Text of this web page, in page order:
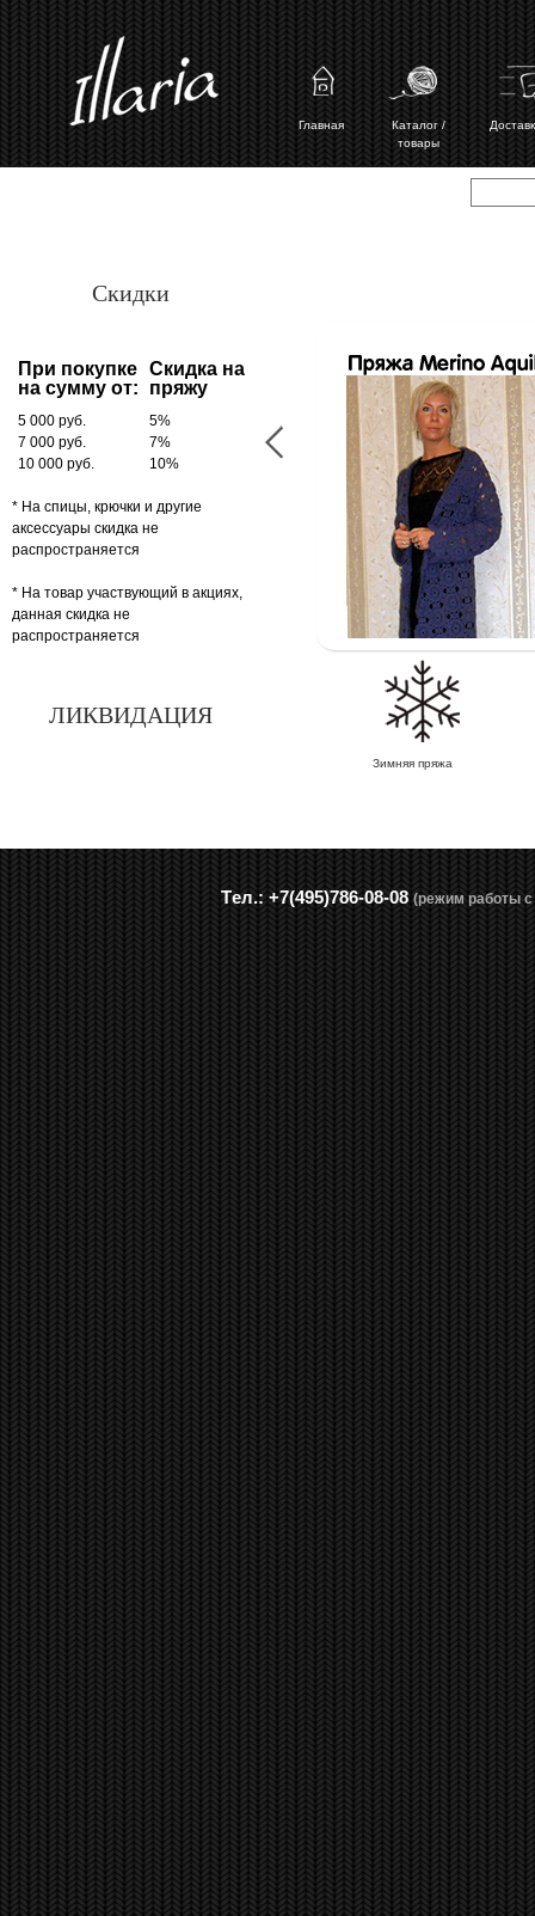
Главная
Каталог /
товары
Скидки
При покупке
на сумму от:
Скидка на
пряжу
5 000 руб.
5%
7 000 руб.
7%
10 000 руб.
10%
* На спицы, крючки и другие
аксессуары скидка не
распространяется
* На товар участвующий в акциях,
данная скидка не
распространяется
ЛИКВИДАЦИЯ
Зимняя пряжа
Tел.: +7(495)786-08-08 (режим работы с